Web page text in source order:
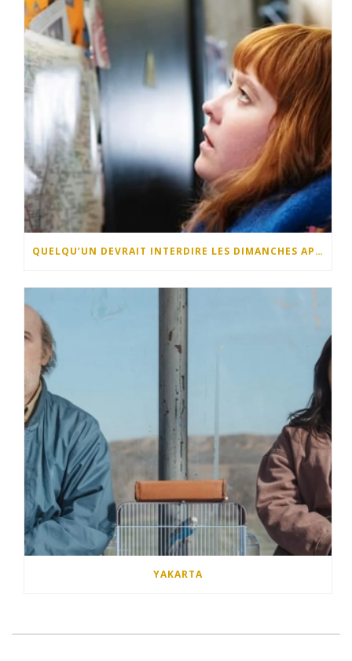
QUELQU’UN DEVRAIT INTERDIRE LES DIMANCHES APRÈS-MIDI
YAKARTA